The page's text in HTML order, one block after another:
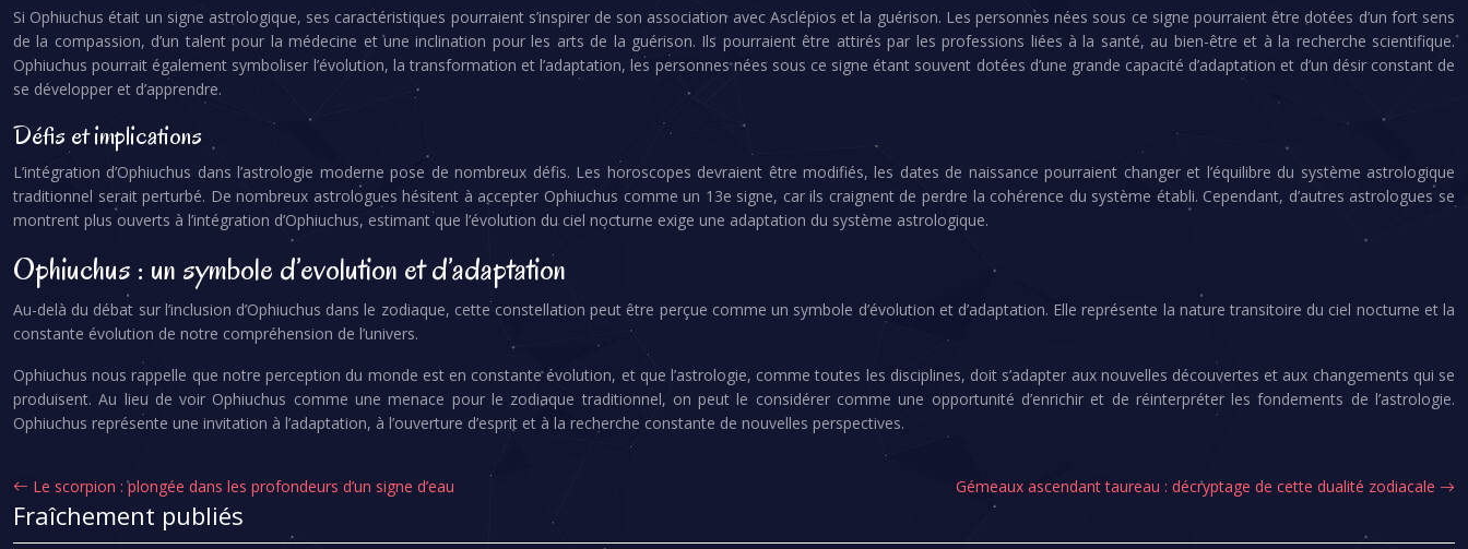
Si Ophiuchus était un signe astrologique, ses caractéristiques pourraient s’inspirer de son association avec Asclépios et la guérison. Les personnes nées sous ce signe pourraient être dotées d’un fort sens
de la compassion, d’un talent pour la médecine et une inclination pour les arts de la guérison. Ils pourraient être attirés par les professions liées à la santé, au bien-être et à la recherche scientifique.
Ophiuchus pourrait également symboliser l’évolution, la transformation et l’adaptation, les personnes nées sous ce signe étant souvent dotées d’une grande capacité d’adaptation et d’un désir constant de
se développer et d’apprendre.
Défis et implications
L’intégration d’Ophiuchus dans l’astrologie moderne pose de nombreux défis. Les horoscopes devraient être modifiés, les dates de naissance pourraient changer et l’équilibre du système astrologique
traditionnel serait perturbé. De nombreux astrologues hésitent à accepter Ophiuchus comme un 13e signe, car ils craignent de perdre la cohérence du système établi. Cependant, d’autres astrologues se
montrent plus ouverts à l’intégration d’Ophiuchus, estimant que l’évolution du ciel nocturne exige une adaptation du système astrologique.
Ophiuchus : un symbole d’evolution et d’adaptation
Au-delà du débat sur l’inclusion d’Ophiuchus dans le zodiaque, cette constellation peut être perçue comme un symbole d’évolution et d’adaptation. Elle représente la nature transitoire du ciel nocturne et la
constante évolution de notre compréhension de l’univers.
Ophiuchus nous rappelle que notre perception du monde est en constante évolution, et que l’astrologie, comme toutes les disciplines, doit s’adapter aux nouvelles découvertes et aux changements qui se
produisent. Au lieu de voir Ophiuchus comme une menace pour le zodiaque traditionnel, on peut le considérer comme une opportunité d’enrichir et de réinterpréter les fondements de l’astrologie.
Ophiuchus représente une invitation à l’adaptation, à l’ouverture d’esprit et à la recherche constante de nouvelles perspectives.
Le scorpion : plongée dans les profondeurs d’un signe d’eau Gémeaux ascendant taureau : décryptage de cette dualité zodiacale
Fraîchement publiés